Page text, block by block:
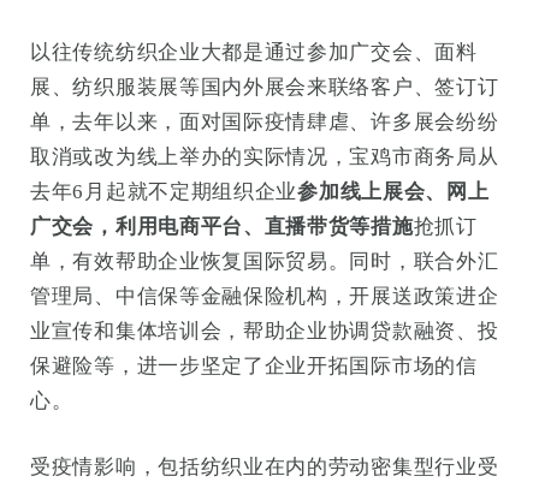
以往传统纺织企业大都是通过参加广交会、面料
展、纺织服装展等国内外展会来联络客户、签订订
单，去年以来，面对国际疫情肆虐、许多展会纷纷
取消或改为线上举办的实际情况，宝鸡市商务局从
去年6月起就不定期组织企业参加线上展会、网上
广交会，利用电商平台、直播带货等措施抢抓订
单，有效帮助企业恢复国际贸易。同时，联合外汇
管理局、中信保等金融保险机构，开展送政策进企
业宣传和集体培训会，帮助企业协调贷款融资、投
保避险等，进一步坚定了企业开拓国际市场的信
心。
受疫情影响，包括纺织业在内的劳动密集型行业受